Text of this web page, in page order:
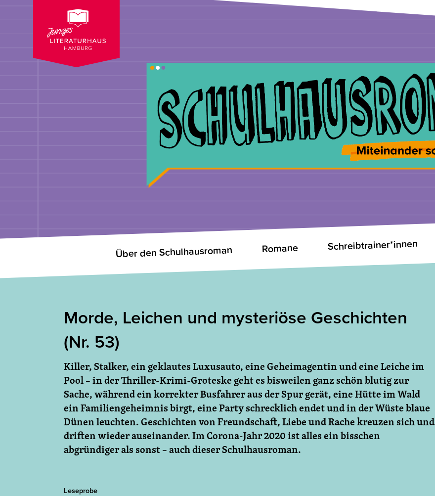
Über den Schulhausroman Romane Schreibtrainer*innen
Morde, Leichen und mysteriöse Geschichten
(Nr. 53)
Killer, Stalker, ein geklautes Luxusauto, eine Geheimagentin und eine Leiche im
Pool – in der Thriller-Krimi-Groteske geht es bisweilen ganz schön blutig zur
Sache, während ein korrekter Busfahrer aus der Spur gerät, eine Hütte im Wald
ein Familiengeheimnis birgt, eine Party schrecklich endet und in der Wüste blaue
Dünen leuchten. Geschichten von Freundschaft, Liebe und Rache kreuzen sich und
driften wieder auseinander. Im Corona-Jahr 2020 ist alles ein bisschen
abgründiger als sonst – auch dieser Schulhausroman.
Leseprobe